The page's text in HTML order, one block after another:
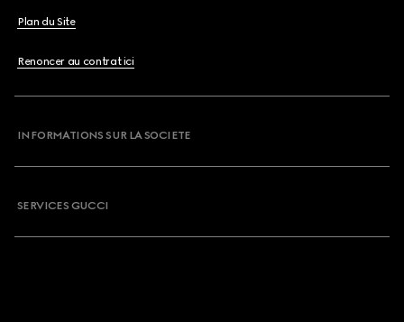
Plan du Site
Renoncer au contrat ici
INFORMATIONS SUR LA SOCIETE
SERVICES GUCCI